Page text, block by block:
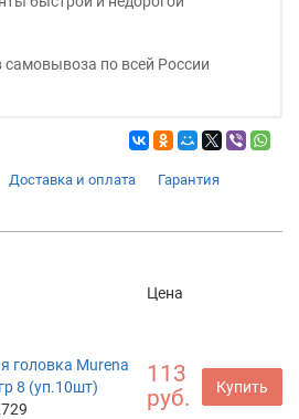
самовывоза по всей России
Доставка и оплата Гарантия
Цена
головка Murena
8 (уп.10шт)
113
руб.
Купить